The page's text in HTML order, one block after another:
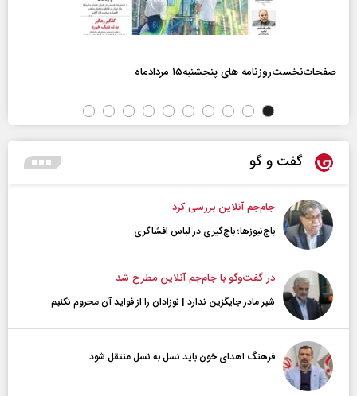
صفحات‌نخست‌روزنامه ها‌ی پنجشنبه‌۱۵ مردادماه
گفت و گو
جام‌جم آنلاین بررسی کرد
باج‌نیوزها؛ باج‌گیری در لباس افشاگری
در گفت‌و‌گو با جام‌جم آنلاین مطرح شد
شیر مادر جایگزین ندارد | نوزادان را از فواید آن محروم نکنیم
فرهنگ اهدای خون باید نسل به نسل منتقل شود